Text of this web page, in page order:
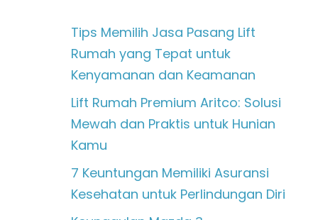
Tips Memilih Jasa Pasang Lift
Rumah yang Tepat untuk
Kenyamanan dan Keamanan
Lift Rumah Premium Aritco: Solusi
Mewah dan Praktis untuk Hunian
Kamu
7 Keuntungan Memiliki Asuransi
Kesehatan untuk Perlindungan Diri